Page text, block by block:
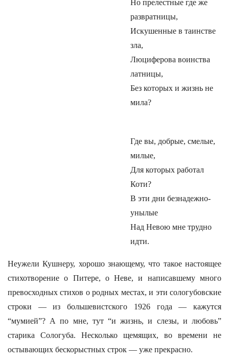
Но прелестные где же
развратницы,
Искушенные в таинстве
зла,
Люциферова воинства
латницы,
Без которых и жизнь не
мила?
Где вы, добрые, смелые,
милые,
Для которых работал
Коти?
В эти дни безнадежно-
унылые
Над Невою мне трудно
идти.
Неужели Кушнеру, хорошо знающему, что такое настоящее
стихотворение о Питере, о Неве, и написавшему много
превосходных стихов о родных местах, и эти сологубовские
строки — из большевистского 1926 года — кажутся
“мумией”? А по мне, тут “и жизнь, и слезы, и любовь”
старика Сологуба. Несколько щемящих, во времени не
остывающих бескорыстных строк — уже прекрасно.